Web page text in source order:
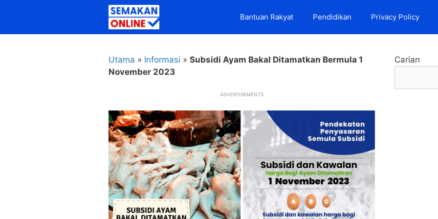
Bantuan Rakyat Pendidikan Privacy Policy
Utama » Informasi » Subsidi Ayam Bakal Ditamatkan Bermula 1
November 2023
ADVERTISEMENTS
Carian